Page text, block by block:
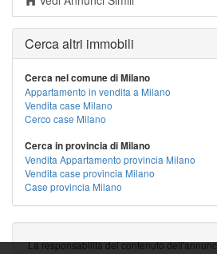
Cerca altri immobili
Cerca nel comune di Milano
Appartamento in vendita a Milano
Vendita case Milano
Cerco case Milano
Cerca in provincia di Milano
Vendita Appartamento provincia Milano
Vendita case provincia Milano
Case provincia Milano
La responsabilità del contenuto